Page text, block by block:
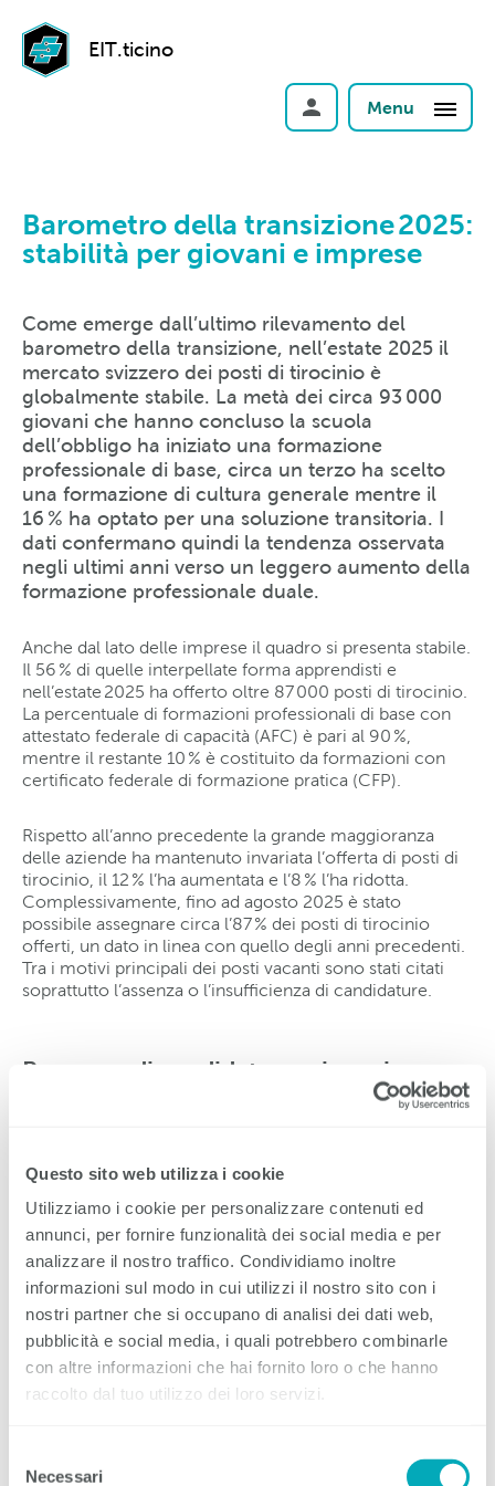
Questo sito web utilizza i cookie
Utilizziamo i cookie per personalizzare contenuti ed
annunci, per fornire funzionalità dei social media e per
analizzare il nostro traffico. Condividiamo inoltre
informazioni sul modo in cui utilizzi il nostro sito con i
nostri partner che si occupano di analisi dei dati web,
pubblicità e social media, i quali potrebbero combinarle
con altre informazioni che hai fornito loro o che hanno
raccolto dal tuo utilizzo dei loro servizi.
delNecessari
EIT.ticino
Menu
Barometro della transizione 2025:
stabilità per giovani e imprese
Come emerge dall’ultimo rilevamento del
barometro della transizione, nell’estate 2025 il
mercato svizzero dei posti di tirocinio è
globalmente stabile. La metà dei circa 93 000
giovani che hanno concluso la scuola
dell’obbligo ha iniziato una formazione
professionale di base, circa un terzo ha scelto
una formazione di cultura generale mentre il
16 % ha optato per una soluzione transitoria. I
dati confermano quindi la tendenza osservata
negli ultimi anni verso un leggero aumento della
formazione professionale duale.
Anche dal lato delle imprese il quadro si presenta stabile.
Il 56 % di quelle interpellate forma apprendisti e
nell’estate 2025 ha offerto oltre 87 000 posti di tirocinio.
La percentuale di formazioni professionali di base con
attestato federale di capacità (AFC) è pari al 90 %,
mentre il restante 10 % è costituito da formazioni con
certificato federale di formazione pratica (CFP).
Rispetto all’anno precedente la grande maggioranza
delle aziende ha mantenuto invariata l’offerta di posti di
tirocinio, il 12 % l’ha aumentata e l’8 % l’ha ridotta.
Complessivamente, fino ad agosto 2025 è stato
possibile assegnare circa l’87 % dei posti di tirocinio
offerti, un dato in linea con quello degli anni precedenti.
Tra i motivi principali dei posti vacanti sono stati citati
soprattutto l’assenza o l’insufficienza di candidature.
Processo di candidatura: giovani
da parte dei giovani: il 45 % lo ritiene molto positivo,
Raramente vengono segnalate esperienze negative. Le
esperienze positive riguardano soprattutto i giovani della
Svizzera tedesca. Secondo il sondaggio, le sfide
principali sono la redazione del dossier, la ricerca di
posti di tirocinio adeguati e la gestione delle risposte
negative.
L’opinione delle imprese sul processo di candidatura è
insufficiente, lacune linguistiche, scarsa motivazione,